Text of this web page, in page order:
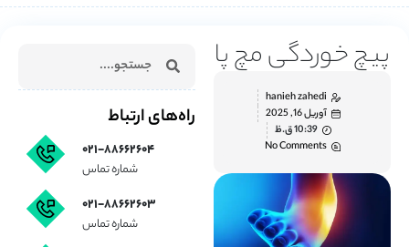
پیچ خوردگی مچ پا
hanieh zahedi
آوریل 16, 2025
10:39 ق.ظ
No Comments
راه‌های ارتباط
۰۲۱-۸۸۶۶۲۶۰۴
شماره تماس
۰۲۱-۸۸۶۶۲۶۰۳
شماره تماس